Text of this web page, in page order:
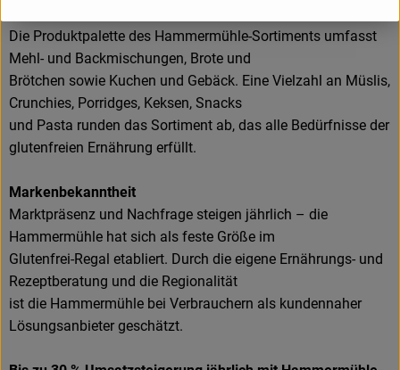
Die Produktpalette des Hammermühle-Sortiments umfasst
Mehl- und Backmischungen, Brote und
Brötchen sowie Kuchen und Gebäck. Eine Vielzahl an Müslis,
Crunchies, Porridges, Keksen, Snacks
und Pasta runden das Sortiment ab, das alle Bedürfnisse der
glutenfreien Ernährung erfüllt.
Markenbekanntheit
Marktpräsenz und Nachfrage steigen jährlich – die
Hammermühle hat sich als feste Größe im
Glutenfrei-Regal etabliert. Durch die eigene Ernährungs- und
Rezeptberatung und die Regionalität
ist die Hammermühle bei Verbrauchern als kundennaher
Lösungsanbieter geschätzt.